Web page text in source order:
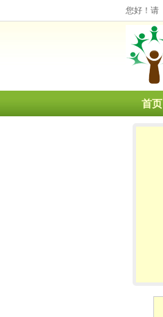
您好！请
首页